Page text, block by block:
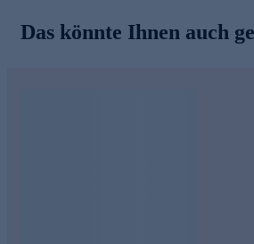
Das könnte Ihnen auch